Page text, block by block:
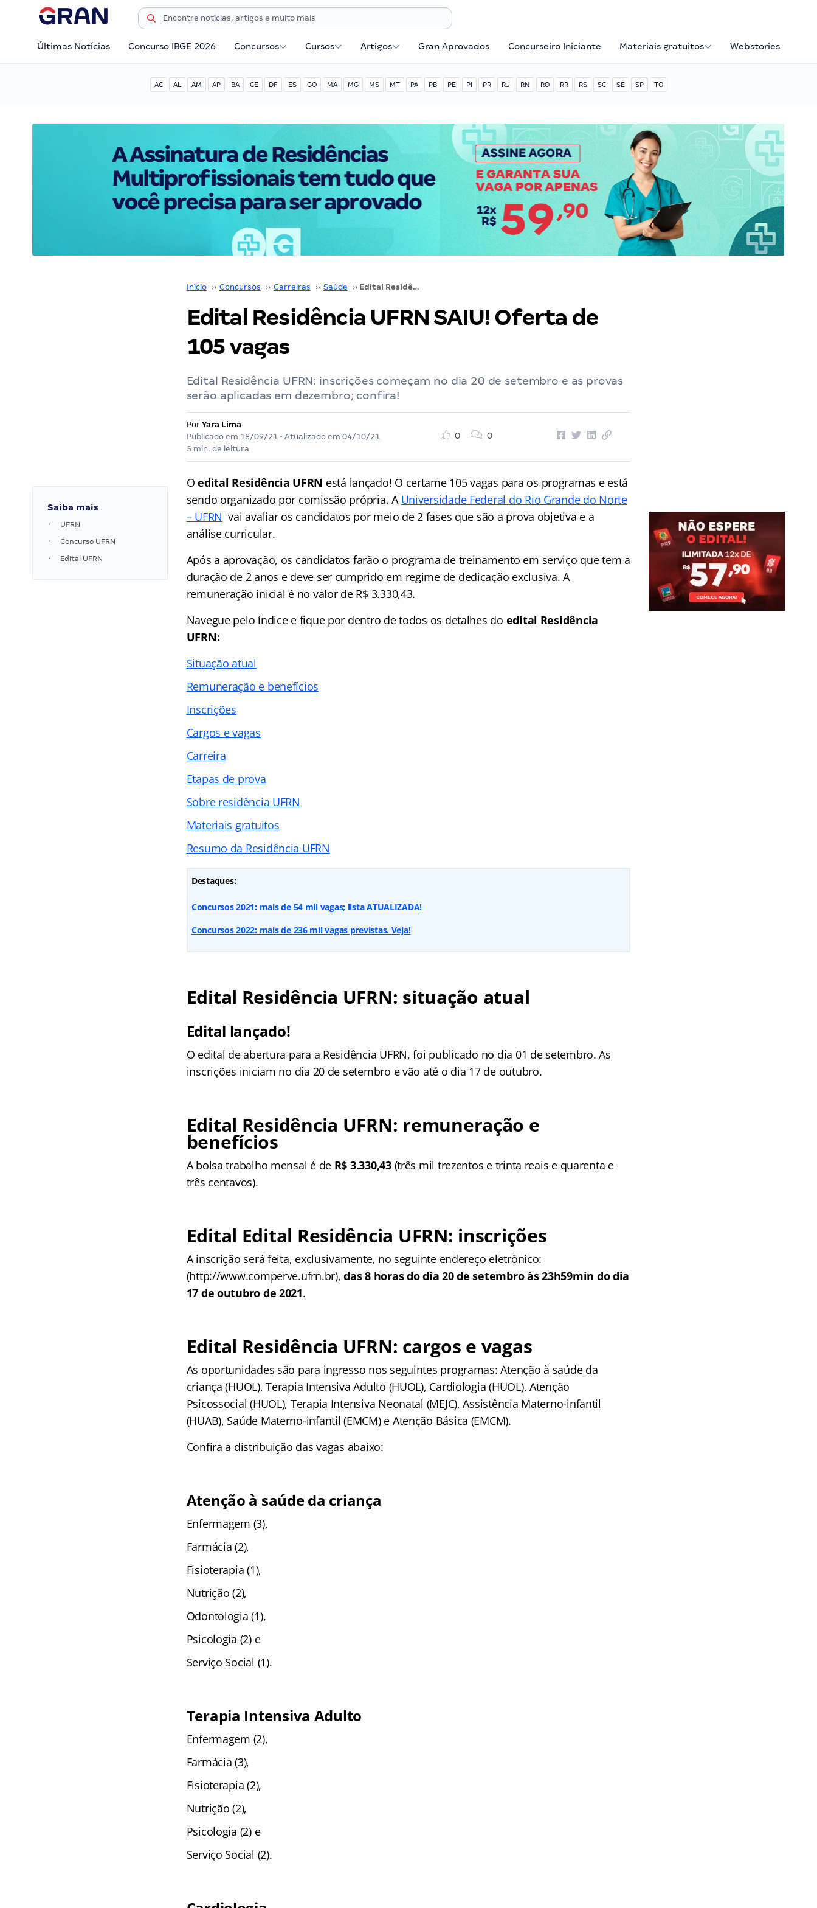
Últimas Notícias Concurso IBGE 2026 Concursos Cursos Artigos Gran Aprovados Concurseiro Iniciante Materiais gratuitos Webstories
AC AL AM AP BA CE DF ES GO MA MG MS MT PA PB PE PI PR RJ RN RO RR RS SC SE SP TO
Início ›› Concursos ›› Carreiras ›› Saúde ›› Edital Residência UFRN SAIU! Oferta de 105 vagas
Edital Residência UFRN SAIU! Oferta de
105 vagas
Edital Residência UFRN: inscrições começam no dia 20 de setembro e as provas
serão aplicadas em dezembro; confira!
Por Yara Lima
Publicado em 18/09/21 • Atualizado em 04/10/21
5 min. de leitura
0 0
Saiba mais
UFRN
Concurso UFRN
Edital UFRN
Oedital Residência UFRN está lançado! O certame 105 vagas para os programas e está
sendo organizado por comissão própria. A Universidade Federal do Rio Grande do Norte
– UFRN vai avaliar os candidatos por meio de 2 fases que são a prova objetiva e a
análise curricular.
Após a aprovação, os candidatos farão o programa de treinamento em serviço que tem a
duração de 2 anos e deve ser cumprido em regime de dedicação exclusiva. A
remuneração inicial é no valor de R$ 3.330,43.
Navegue pelo índice e fique por dentro de todos os detalhes do edital Residência
UFRN:
Situação atual
Remuneração e benefícios
Inscrições
Cargos e vagas
Carreira
Etapas de prova
Sobre residência UFRN
Materiais gratuitos
Resumo da Residência UFRN
Destaques:
Concursos 2021: mais de 54 mil vagas; lista ATUALIZADA!
Concursos 2022: mais de 236 mil vagas previstas. Veja!
Edital Residência UFRN: situação atual
Edital lançado!
O edital de abertura para a Residência UFRN, foi publicado no dia 01 de setembro. As
inscrições iniciam no dia 20 de setembro e vão até o dia 17 de outubro.
Edital Residência UFRN: remuneração e
benefícios
A bolsa trabalho mensal é de R$ 3.330,43(três mil trezentos e trinta reais e quarenta e
três centavos).
Edital Edital Residência UFRN: inscrições
A inscrição será feita, exclusivamente, no seguinte endereço eletrônico:
(http://www.comperve.ufrn.br),das 8 horas do dia 20 de setembro às 23h59min do dia
17 de outubro de 2021.
Edital Residência UFRN: cargos e vagas
As oportunidades são para ingresso nos seguintes programas: Atenção à saúde da
criança (HUOL), Terapia Intensiva Adulto (HUOL), Cardiologia (HUOL), Atenção
Psicossocial (HUOL), Terapia Intensiva Neonatal (MEJC), Assistência Materno-infantil
(HUAB), Saúde Materno-infantil (EMCM) e Atenção Básica (EMCM).
Confira a distribuição das vagas abaixo:
Atenção à saúde da criança
Enfermagem (3),
Farmácia (2),
Fisioterapia (1),
Nutrição (2),
Odontologia (1),
Psicologia (2) e
Serviço Social (1).
Terapia Intensiva Adulto
Enfermagem (2),
Farmácia (3),
Fisioterapia (2),
Nutrição (2),
Psicologia (2) e
Serviço Social (2).